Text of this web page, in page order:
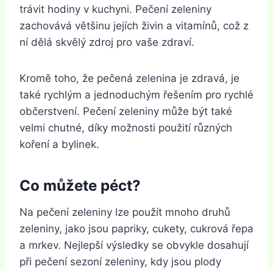
trávit hodiny v kuchyni. Pečení zeleniny
zachovává většinu jejích živin a vitamínů, což z
ní dělá skvělý zdroj pro vaše zdraví.
Kromě toho, že pečená zelenina je zdravá, je
také rychlým a jednoduchým řešením pro rychlé
občerstvení. Pečení zeleniny může být také
velmi chutné, díky možnosti použití různých
koření a bylinek.
Co můžete péct?
Na pečení zeleniny lze použít mnoho druhů
zeleniny, jako jsou papriky, cukety, cukrová řepa
a mrkev. Nejlepší výsledky se obvykle dosahují
při pečení sezoní zeleniny, kdy jsou plody